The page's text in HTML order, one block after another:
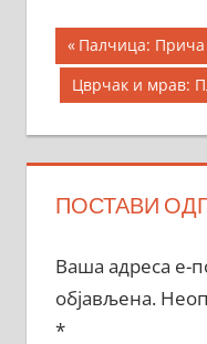
Кретање
чланка
Previous
Post:
Палчица: Прича
Next
Post:
Цврчак и мрав:
ПОСТАВИ
Ваша адреса е-
објављена.
*